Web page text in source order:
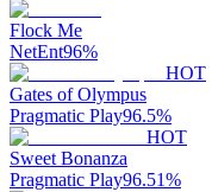
Flock Me
NetEnt96%
HOT
Gates of Olympus
Pragmatic Play96.5%
HOT
Sweet Bonanza
Pragmatic Play96.51%